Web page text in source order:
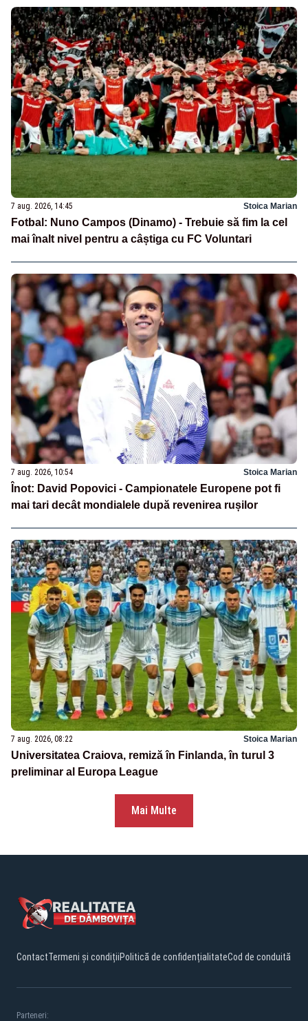
7 aug. 2026, 14:45 Stoica Marian
Fotbal: Nuno Campos (Dinamo) - Trebuie să fim la cel
mai înalt nivel pentru a câștiga cu FC Voluntari
7 aug. 2026, 10:54 Stoica Marian
Înot: David Popovici - Campionatele Europene pot fi
mai tari decât mondialele după revenirea rușilor
7 aug. 2026, 08:22 Stoica Marian
Universitatea Craiova, remiză în Finlanda, în turul 3
preliminar al Europa League
Mai Multe
ContactTermeni și condițiiPolitică de confidențialitateCod de conduită
Parteneri: